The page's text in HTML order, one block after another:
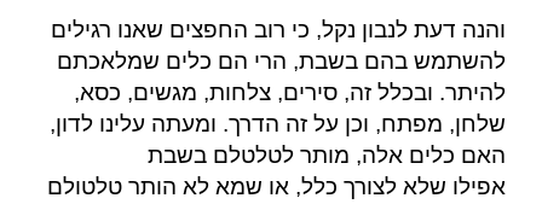
והנה דעת לנבון נקל, כי רוב החפצים שאנו רגילים
להשתמש בהם בשבת, הרי הם כלים שמלאכתם
להיתר. ובכלל זה, סירים, צלחות, מגשים, כסא,
שלחן, מפתח, וכן על זה הדרך. ומעתה עלינו לדון,
האם כלים אלה, מותר לטלטלם בשבת
אפילו שלא לצורך כלל, או שמא לא הותר טלטולם